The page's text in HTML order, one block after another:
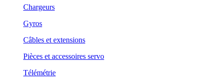
Chargeurs
Gyros
Câbles et extensions
Pièces et accessoires servo
Télémétrie